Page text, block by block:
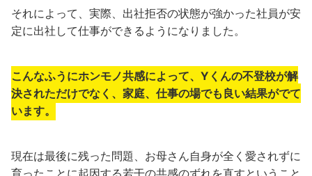
それによって、実際、出社拒否の状態が強かった社員が安
定に出社して仕事ができるようになりました。
こんなふうにホンモノ共感によって、Yくんの不登校が解
決されただけでなく、家庭、仕事の場でも良い結果がでて
います。
現在は最後に残った問題、お母さん自身が全く愛されずに
育ったことに起因する若干の共感のずれを直すということ